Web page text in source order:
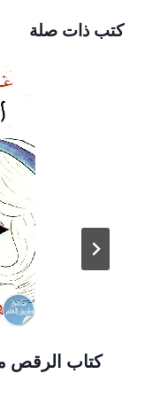
كتب ذات صلة
كتاب الرقص